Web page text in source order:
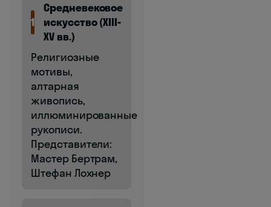
1
Средневековое
искусство (XIII-
XV вв.)
Религиозные
мотивы,
алтарная
живопись,
иллюминированные
рукописи.
Представители:
Мастер Бертрам,
Штефан Лохнер